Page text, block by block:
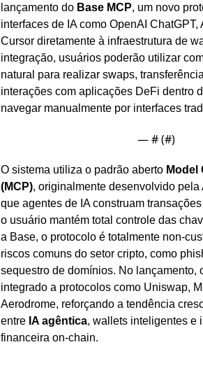
lançamento do Base MCP, um novo
interfaces de IA como OpenAI
Cursor diretamente à infraestrutura de
integração, usuários poderão utilizar
natural para realizar swaps,
interações com aplicações DeFi dentro
navegar manualmente por interfaces
— # (#)
O sistema utiliza o padrão aberto Model
(MCP), originalmente desenvolvido
que agentes de IA construam
o usuário mantém total controle das
a Base, o protocolo é totalmente non-
riscos comuns do setor cripto, como
sequestro de domínios. No lançamento,
integrado a protocolos como Uniswap,
Aerodrome, reforçando a tendência
entre IA agêntica, wallets inteligentes e
financeira on-chain.